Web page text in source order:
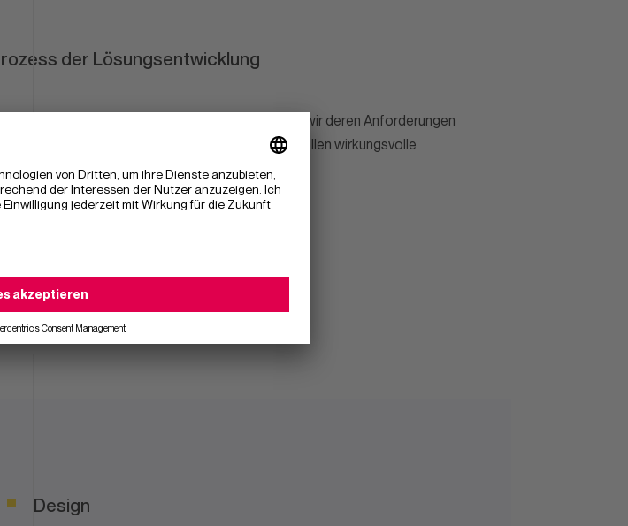
der Lösungsentwicklung
Zusammenarbeit mit unseren Kunden analysieren wir deren Anforderungen
die Optimierung von Geschäftsprozessen und stellen wirkungsvolle
und Technologien vor.
UND SCRUM
IT Factory
Design